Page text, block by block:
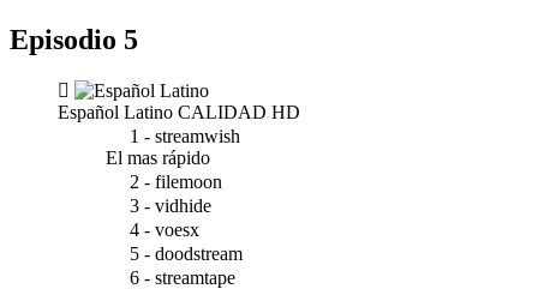
Episodio 5
Español Latino CALIDAD HD
1 - streamwish
El mas rápido
2 - filemoon
3 - vidhide
4 - voesx
5 - doodstream
6 - streamtape